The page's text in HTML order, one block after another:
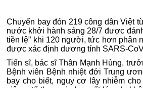
Chuyến bay đón 219 công dân Việt
nước khởi hành sáng 28/7 được
tiền lệ” khi 120 người, tức hơn phân
được xác định dương tính SARS-
Tiến sĩ, bác sĩ Thân Mạnh Hùng,
Bệnh viên Bệnh nhiệt đới Trung
bay cho biết, nguy cơ lây nhiễm